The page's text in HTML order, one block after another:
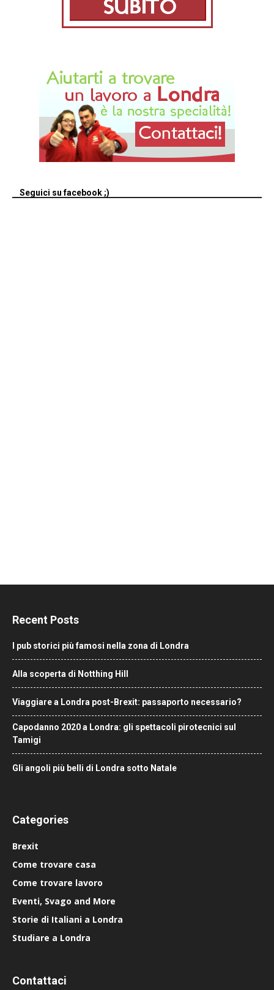
Seguici su facebook ;)
Recent Posts
I pub storici più famosi nella zona di Londra
Alla scoperta di Notthing Hill
Viaggiare a Londra post-Brexit: passaporto necessario?
Capodanno 2020 a Londra: gli spettacoli pirotecnici sul
Tamigi
Gli angoli più belli di Londra sotto Natale
Categories
Brexit
Come trovare casa
Come trovare lavoro
Eventi, Svago and More
Storie di Italiani a Londra
Studiare a Londra
Contattaci